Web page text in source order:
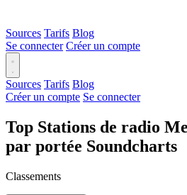
Sources Tarifs Blog
Se connecter Créer un compte
Sources Tarifs Blog
Créer un compte Se connecter
Top Stations de radio
par portée Soundcharts
Classements